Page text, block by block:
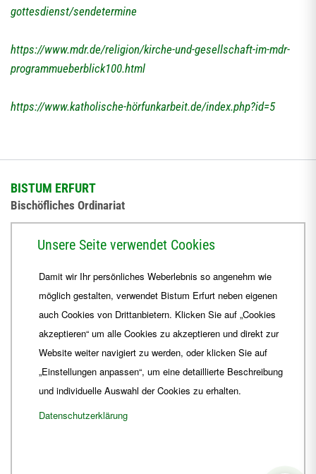
gottesdienst/sendetermine
https://www.mdr.de/religion/kirche-und-gesellschaft-im-mdr-
programmueberblick100.html
https://www.katholische-hörfunkarbeit.de/index.php?id=5
BISTUM ERFURT
Bischöfliches Ordinariat
+49 361 6572-444
ordinariat Bistum-Erfurt.de
Unsere Seite verwendet Cookies
Damit wir Ihr persönliches Weberlebnis so angenehm wie
möglich gestalten, verwendet Bistum Erfurt neben eigenen
auch Cookies von Drittanbietern. Klicken Sie auf „Cookies
akzeptieren“ um alle Cookies zu akzeptieren und direkt zur
Website weiter navigiert zu werden, oder klicken Sie auf
„Einstellungen anpassen“, um eine detaillierte Beschreibung
und individuelle Auswahl der Cookies zu erhalten.
Datenschutzerklärung